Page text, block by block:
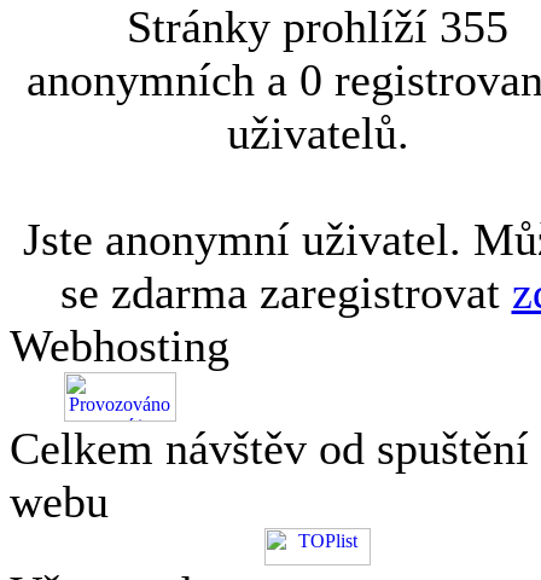
Stránky prohlíží 355
anonymních a 0
uživatelů.
Jste anonymní uživatel.
se zdarma zaregistrovat
Webhosting
Celkem návštěv od spuštění
webu